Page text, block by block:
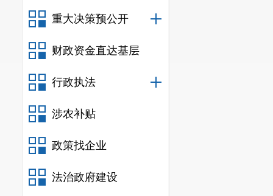
重大决策预公开
财政资金直达基层
行政执法
涉农补贴
政策找企业
法治政府建设